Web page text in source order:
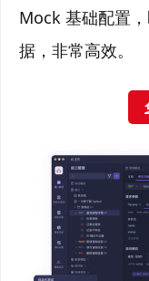
Mock 基础配置
据，非常高效。